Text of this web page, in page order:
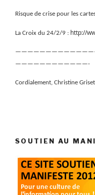
Risque de crise pour les
La Croix du 24/2/9 : http://
————————————-
Cordialement, Christine
SOUTIEN AU